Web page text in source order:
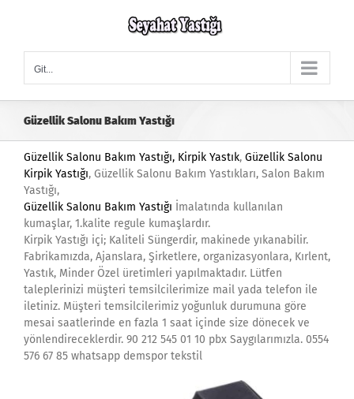
Git...
Güzellik Salonu Bakım Yastığı
Güzellik Salonu Bakım Yastığı, Kirpik Yastık, Güzellik Salonu
Kirpik Yastığı, Güzellik Salonu Bakım Yastıkları, Salon Bakım
Yastığı,
Güzellik Salonu Bakım Yastığı İmalatında kullanılan
kumaşlar, 1.kalite regule kumaşlardır.
Kirpik Yastığı içi; Kaliteli Süngerdir, makinede yıkanabilir.
Fabrikamızda, Ajanslara, Şirketlere, organizasyonlara, Kırlent,
Yastık, Minder Özel üretimleri yapılmaktadır. Lütfen
taleplerinizi müşteri temsilcilerimize mail yada telefon ile
iletiniz. Müşteri temsilcilerimiz yoğunluk durumuna göre
mesai saatlerinde en fazla 1 saat içinde size dönecek ve
yönlendireceklerdir. 90 212 545 01 10 pbx Saygılarımızla. 0554
576 67 85 whatsapp demspor tekstil